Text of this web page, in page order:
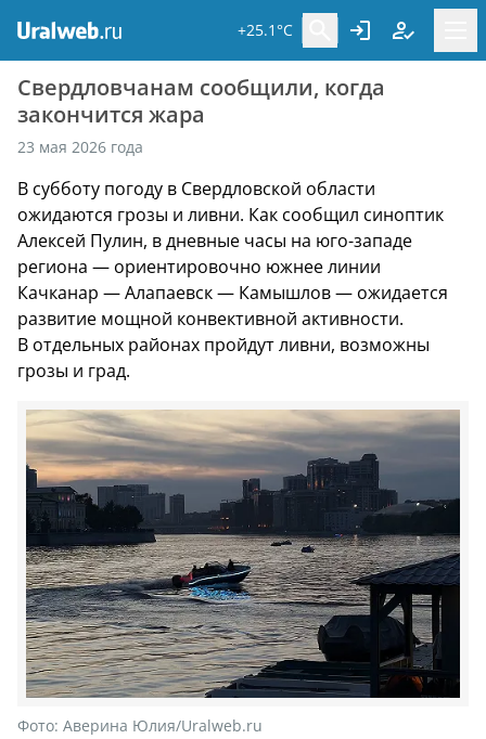
+25.1°C
Свердловчанам сообщили, когда
закончится жара
23 мая 2026 года
В субботу погоду в Свердловской области
ожидаются грозы и ливни. Как сообщил синоптик
Алексей Пулин, в дневные часы на юго-западе
региона — ориентировочно южнее линии
Качканар — Алапаевск — Камышлов — ожидается
развитие мощной конвективной активности.
В отдельных районах пройдут ливни, возможны
грозы и град.
Фото: Аверина Юлия/Uralweb.ru